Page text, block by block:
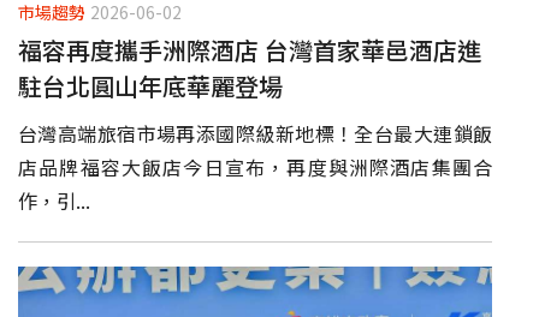
市場趨勢 2026-06-02
福容再度攜手洲際酒店 台灣首家華邑酒店進
駐台北圓山年底華麗登場
台灣高端旅宿市場再添國際級新地標！全台最大連鎖飯
店品牌福容大飯店今日宣布，再度與洲際酒店集團合
作，引...